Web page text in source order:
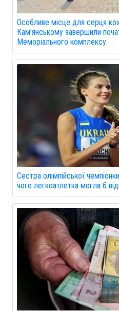
Особливе місце для серця
Кам'янському завершили
Меморіального комплексу.
Сестра олімпійської
чого легкоатлетка могла б